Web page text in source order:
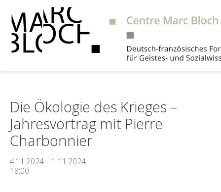
Die Ökologie des Krieges –
Jahresvortrag mit Pierre
Charbonnier
4.11.2024 – 1.11.2024
18:00